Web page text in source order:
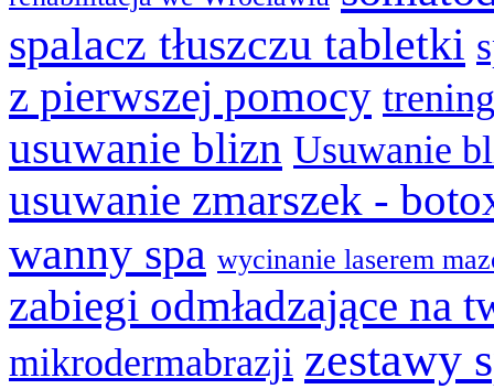
spalacz tłuszczu tabletki
z pierwszej pomocy
usuwanie blizn Usuwanie
usuwanie zmarszek -
wanny spa wycinanie laserem
zabiegi odmładzające na
mikrodermabrazji zestawy